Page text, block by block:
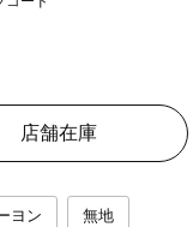
店舗在庫
ヨン 無地